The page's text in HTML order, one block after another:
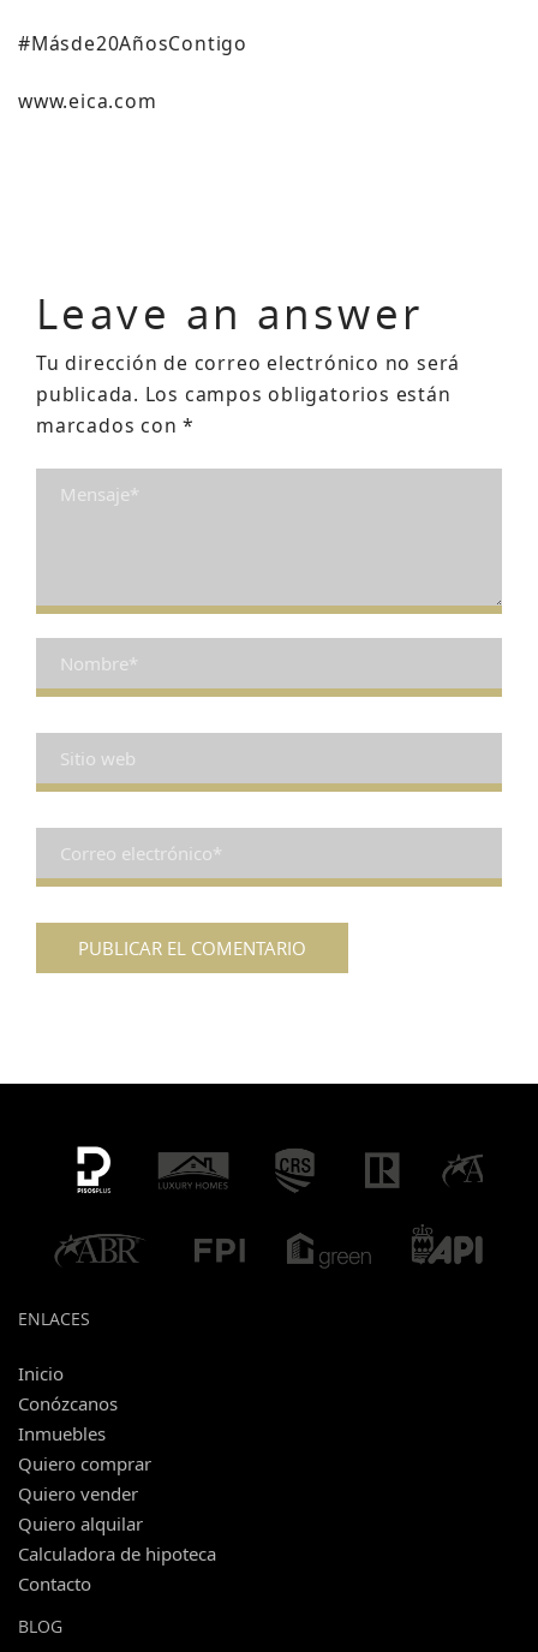
#Másde20AñosContigo
www.eica.com
Leave an answer
Tu dirección de correo electrónico no será
publicada. Los campos obligatorios están
marcados con*
ENLACES
Inicio
Conózcanos
Inmuebles
Quiero comprar
Quiero vender
Quiero alquilar
Calculadora de hipoteca
Contacto
BLOG